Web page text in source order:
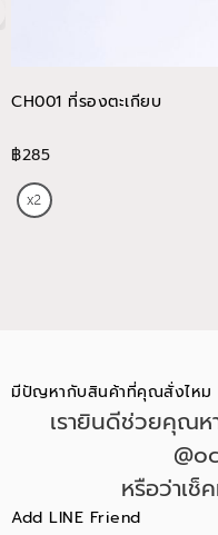
CH001 ที่รองตะเกียบ
฿285
มีปัญหากับสินค้าที่คุณสั่งไหม
เรายินดีช่วยคุณห
หรือว่าเช็
Add LINE Friend